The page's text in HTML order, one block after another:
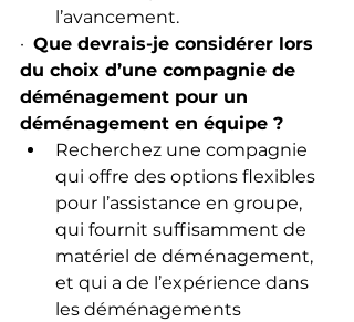
l’avancement.
· Que devrais-je considérer lors
du choix d’une compagnie de
déménagement pour un
déménagement en équipe ?
Recherchez une compagnie
qui offre des options flexibles
pour l’assistance en groupe,
qui fournit suffisamment de
matériel de déménagement,
et qui a de l’expérience dans
les déménagements